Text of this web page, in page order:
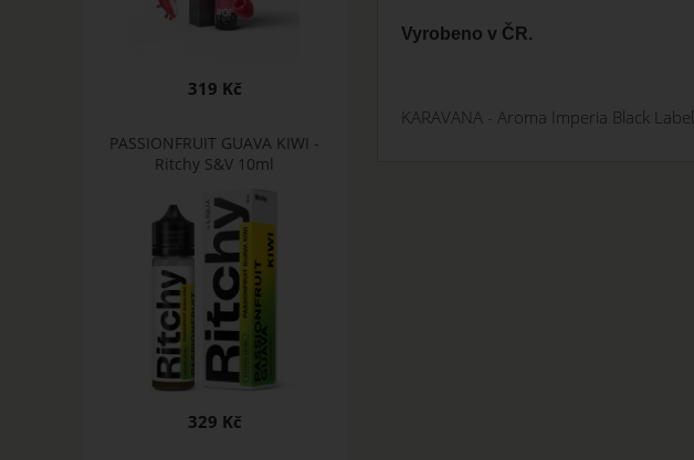
Vyrobeno v ČR.
KARAVANA - Aroma Imperia Black Label
319 Kč
PASSIONFRUIT GUAVA KIWI -
Ritchy S&V 10ml
329 Kč